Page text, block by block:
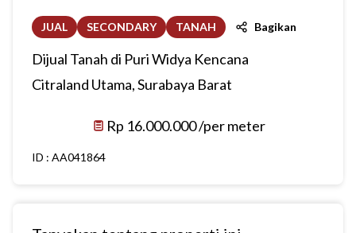
JUAL SECONDARY TANAH Bagikan
Dijual Tanah di Puri Widya Kencana
Citraland Utama, Surabaya Barat
Rp 16.000.000 /per meter
ID : AA041864